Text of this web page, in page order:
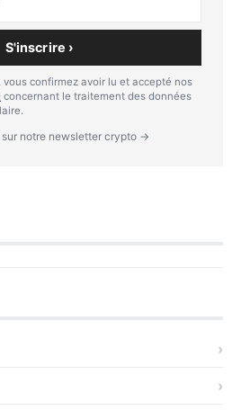
S'inscrire ›
vous confirmez avoir lu et accepté nos
concernant le traitement des données
sur notre newsletter crypto →